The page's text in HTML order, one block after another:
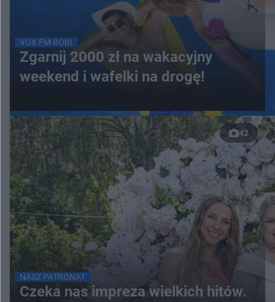
VOX FM ROBI
Zgarnij 2000 zł na wakacyjny
weekend i wafelki na drogę!
42
NASZ PATRONAT
Czeka nas impreza wielkich hitów.